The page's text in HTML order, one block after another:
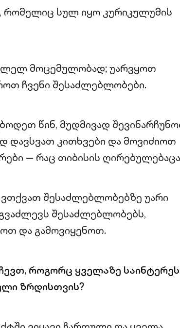
რომელიც სულ იყო კურიკულუმის
მოცემულობად; უარვყოთ
ჩვენი შესაძლებლობები.
წინ, მუდმივად
დავსვათ კითხვები და მოვიძიოთ
— რაც თიბისის
ვთქვათ შესაძლებლობებზე უარი
შესაძლებლობებს,
და გამოვიყენოთ.
როგორც ყველაზე
ზრდისთვის?